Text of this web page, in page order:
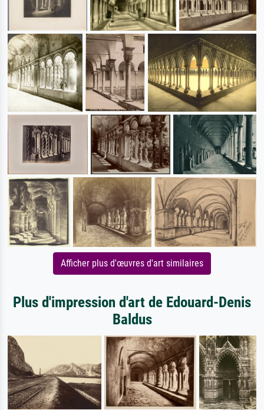
Afficher plus d'œuvres d'art similaires
Plus d'impression d'art de Edouard-Denis
Baldus